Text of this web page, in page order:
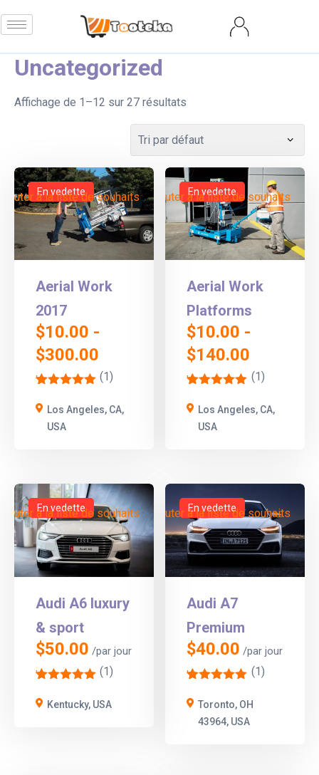
Uncategorized
Affichage de 1–12 sur 27 résultats
à la liste de souhaits
En vedette
Aerial Work
2017
$10.00 -
$300.00
' (1)
Los Angeles, CA,
USA
Ajouter à la liste de souhaits
En vedette
Aerial Work
Platforms
$10.00 -
$140.00
' (1)
Los Angeles, CA,
USA
à la liste de souhaits
En vedette
Audi A6 luxury
& sport
$50.00 /par jour
' (1)
Kentucky, USA
Ajouter à la liste de souhaits
En vedette
Audi A7
Premium
$40.00 /par jour
' (1)
Toronto, OH
43964, USA